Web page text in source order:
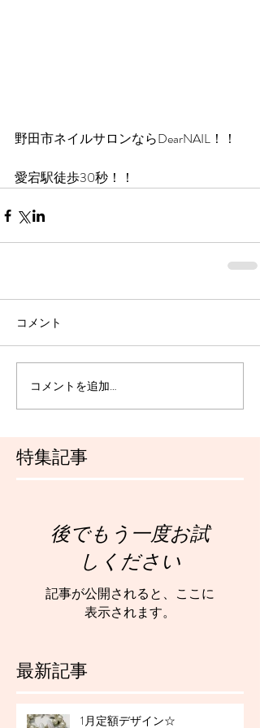
特集記事
最新記事
野田市ネイルサロンならDearNAIL！！
愛宕駅徒歩30秒！！
コメント
コメントを追加…
後でもう一度お試
しください
記事が公開されると、ここに
表示されます。
1月定額デザイン☆